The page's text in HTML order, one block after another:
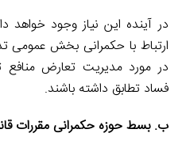
در آینده این نیاز وجود
ارتباط با حکمرانی بخش عمومی
در مورد مدیریت تعارض منافع
فساد تطابق داشته باشند.
ب. بسط حوزه حکمرانی مقررات